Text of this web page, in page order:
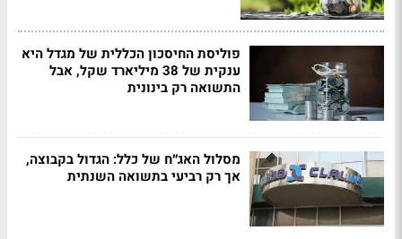
פוליסת החיסכון הכללית של מגדל היא
ענקית של 38 מיליארד שקל, אבל
התשואה רק בינונית
מסלול האג״ח של כלל: הגדול בקבוצה,
אך רק רביעי בתשואה השנתית